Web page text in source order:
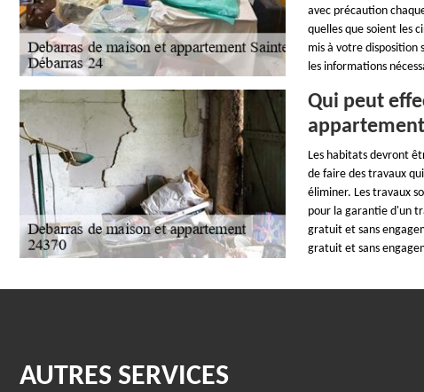
avec précaution
quelles que soient les
mis à votre disposition
les informations
Qui peut
Les habitats devront
de faire des travaux
éliminer. Les travaux
pour la garantie d'un
gratuit et sans
gratuit et sans
AUTRES SERVICES